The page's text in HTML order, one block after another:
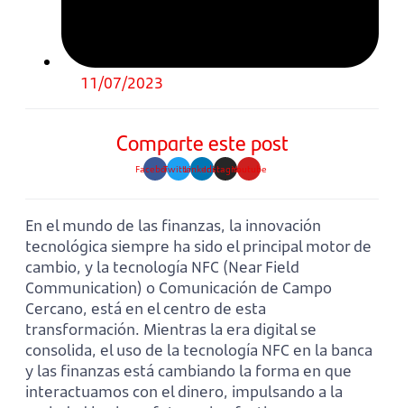
11/07/2023
Comparte este post
FacebookTwitterLinkedinInstagramYoutube
En el mundo de las finanzas, la innovación
tecnológica siempre ha sido el principal motor de
cambio, y la tecnología NFC (Near Field
Communication) o Comunicación de Campo
Cercano, está en el centro de esta
transformación. Mientras la era digital se
consolida, el uso de la tecnología NFC en la banca
y las finanzas está cambiando la forma en que
interactuamos con el dinero, impulsando a la